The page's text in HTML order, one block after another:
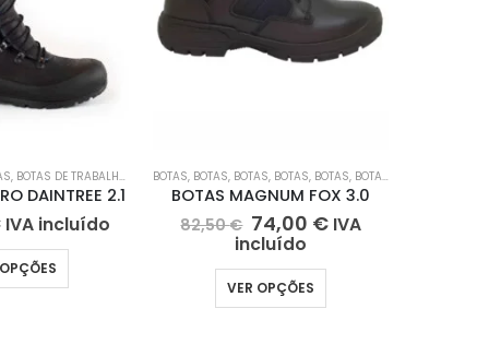
,GNR,GUARDA PRISIONAL,PROTEÇÃO CIVIL
, BOTAS DE TRABALHO COM BIQUEIRA DE AÇO ,CALÇADO
DAINTREE 2.1
IVA incluído
BOTAS, BOTAS, BOTAS, BOTAS, BOTAS, BOTAS
BOTAS MAGNUM FOX 3.0
82,50€ 74,00 € IVA
incluído
VER OPÇÕES